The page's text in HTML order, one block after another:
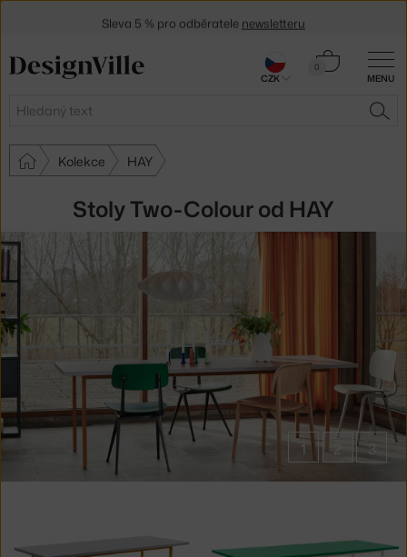
MENU
Hledat
0
Košík
Kolekce HAY
Stoly Two-Colour od HAY
1 2 3
kolekci
Sleva 5 % pro odběratele newsletteru
CZK